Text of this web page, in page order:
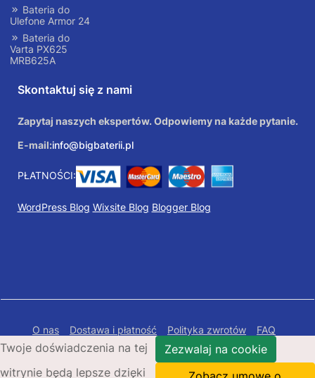
Bateria do
Ulefone Armor 24
Bateria do
Varta PX625
MRB625A
Skontaktuj się z nami
Zapytaj naszych ekspertów. Odpowiemy na każde pytanie.
E-mail:info@bigbaterii.pl
PŁATNOŚCI:
WordPress Blog Wixsite Blog Blogger Blog
O nas Dostawa i płatność Polityka zwrotów
FAQ
Polityka prywatności
Mapa Strony
Copyright © 2026 Bigbaterii.pl. Wszelkie prawa
Twoje doświadczenia na tej
witrynie będą lepsze dzięki
Zezwalaj na cookie